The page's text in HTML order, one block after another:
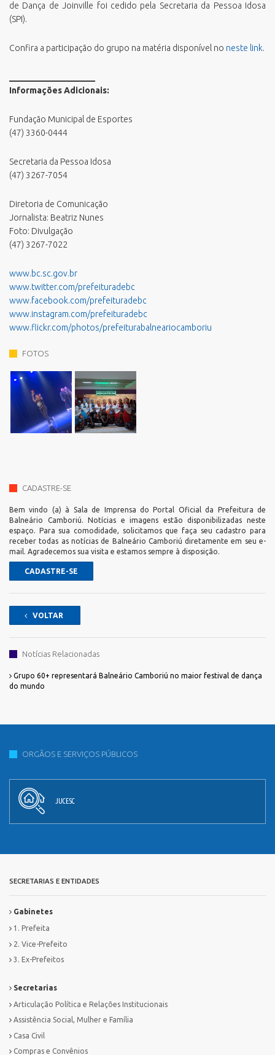
de Dança de Joinville foi cedido pela Secretaria da Pessoa Idosa
(SPI).
Confira a participação do grupo na matéria disponível no neste link.
Informações Adicionais:
Fundação Municipal de Esportes
(47) 3360-0444
Secretaria da Pessoa Idosa
(47) 3267-7054
Diretoria de Comunicação
Jornalista: Beatriz Nunes
Foto: Divulgação
(47) 3267-7022
www.bc.sc.gov.br
www.twitter.com/prefeituradebc
www.facebook.com/prefeituradebc
www.instagram.com/prefeituradebc
www.flickr.com/photos/prefeiturabalneariocamboriu
FOTOS
CADASTRE-SE
Bem vindo (a) à Sala de Imprensa do Portal Oficial da Prefeitura de
Balneário Camboriú. Notícias e imagens estão disponibilizadas neste
espaço. Para sua comodidade, solicitamos que faça seu cadastro para
receber todas as notícias de Balneário Camboriú diretamente em seu e-
mail. Agradecemos sua visita e estamos sempre à disposição.
CADASTRE-SE
VOLTAR
Notícias Relacionadas
Grupo 60+ representará Balneário Camboriú no maior festival de dança
do mundo
ORGÃOS E SERVIÇOS PÚBLICOS
JUCESC
SECRETARIAS E ENTIDADES
Gabinetes
1. Prefeita
2. Vice-Prefeito
3. Ex-Prefeitos
Secretarias
Articulação Política e Relações Institucionais
Assistência Social, Mulher e Família
Casa Civil
Compras e Convênios